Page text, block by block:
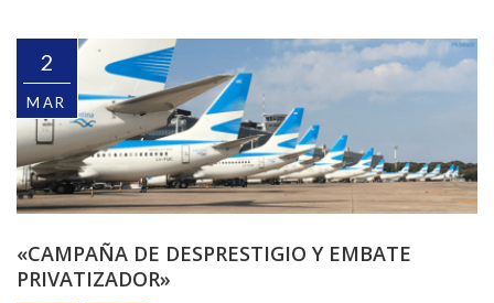
2
MAR
«CAMPAÑA DE DESPRESTIGIO Y EMBATE
PRIVATIZADOR»